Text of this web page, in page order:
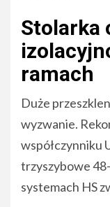
Stolarka
ramach
Duże
wyzwanie.
współczynniku
trzyszybowe
systemach HS